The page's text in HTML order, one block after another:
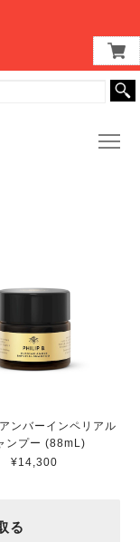
ンバーインペリアル
ンプー (88mL)
¥14,300
る